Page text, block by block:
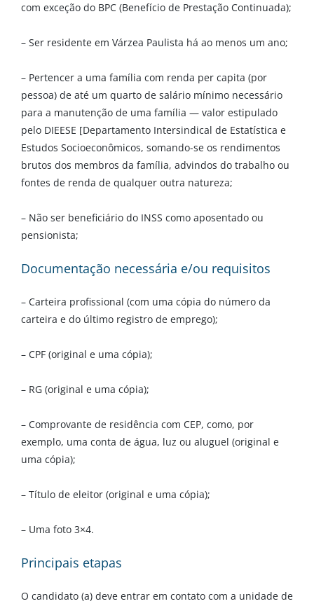
com exceção do BPC (Benefício de Prestação Continuada);
– Ser residente em Várzea Paulista há ao menos um ano;
– Pertencer a uma família com renda per capita (por
pessoa) de até um quarto de salário mínimo necessário
para a manutenção de uma família — valor estipulado
pelo DIEESE [Departamento Intersindical de Estatística e
Estudos Socioeconômicos, somando-se os rendimentos
brutos dos membros da família, advindos do trabalho ou
fontes de renda de qualquer outra natureza;
– Não ser beneficiário do INSS como aposentado ou
pensionista;
Documentação necessária e/ou requisitos
– Carteira profissional (com uma cópia do número da
carteira e do último registro de emprego);
– CPF (original e uma cópia);
– RG (original e uma cópia);
– Comprovante de residência com CEP, como, por
exemplo, uma conta de água, luz ou aluguel (original e
uma cópia);
– Título de eleitor (original e uma cópia);
– Uma foto 3×4.
Principais etapas
O candidato (a) deve entrar em contato com a unidade de